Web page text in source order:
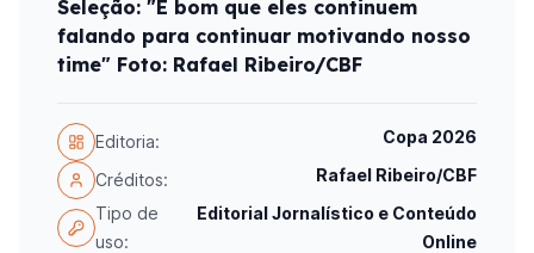
Seleção: "É bom que eles continuem
falando para continuar motivando nosso
time" Foto: Rafael Ribeiro/CBF
Editoria: Copa 2026
Créditos:
Rafael Ribeiro/CBF
Tipo de
uso:
Editorial Jornalístico e Conteúdo
Online